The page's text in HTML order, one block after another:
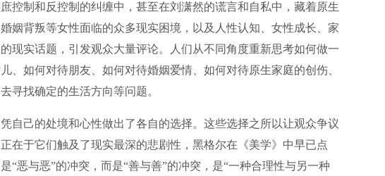
控制和反控制的纠缠中，甚至在刘潇然的谎言和自私中，藏着原生
姻背叛等女性面临的众多现实困境，以及人性认知、女性成长、家
现实话题，引发观众大量评论。人们从不同角度重新思考如何做一
、如何对待朋友、如何对待婚姻爱情、如何对待原生家庭的创伤、
寻找确定的生活方向等问题。
己的处境和心性做出了各自的选择。这些选择之所以让观众争议
在于它们触及了现实最深的悲剧性，黑格尔在《美学》中早已点
“恶与恶”的冲突，而是“善与善”的冲突，是“一种合理性与另一种